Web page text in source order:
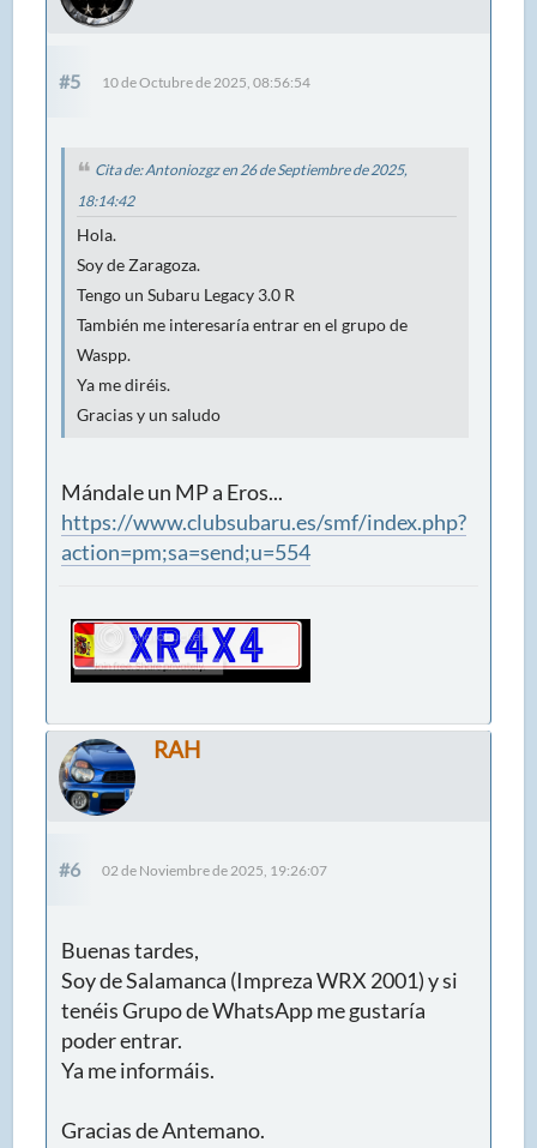
#5 10 de Octubre de 2025, 08:56:54
Cita de: Antoniozgz en 26 de Septiembre de 2025,
18:14:42
Hola.
Soy de Zaragoza.
Tengo un Subaru Legacy 3.0 R
También me interesaría entrar en el grupo de
Waspp.
Ya me diréis.
Gracias y un saludo
Mándale un MP a Eros...
https://www.clubsubaru.es/smf/index.php?
action=pm;sa=send;u=554
RAH
#6 02 de Noviembre de 2025, 19:26:07
Buenas tardes,
Soy de Salamanca (Impreza WRX 2001) y si
tenéis Grupo de WhatsApp me gustaría
poder entrar.
Ya me informáis.
Gracias de Antemano.